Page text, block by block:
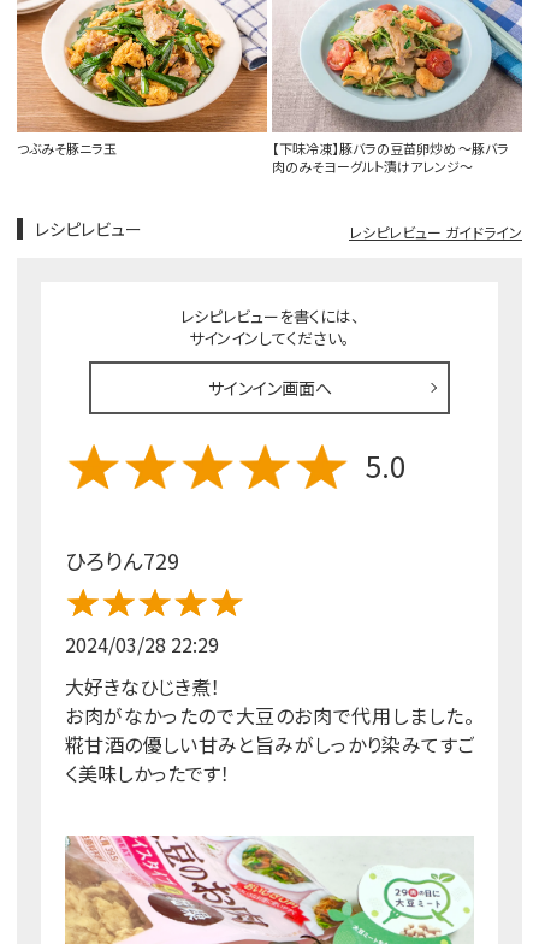
つぶみそ豚ニラ玉
【下味冷凍】豚バラの豆苗卵炒め ～豚バラ
肉のみそヨーグルト漬けアレンジ～
レシピレビュー レシピレビュー ガイドライン
レシピレビューを書くには、
サインインしてください。
サインイン画面へ
5.0
ひろりん729
2024/03/28 22:29
大好きなひじき煮！
お肉がなかったので大豆のお肉で代用しました。
糀甘酒の優しい甘みと旨みがしっかり染みてすご
く美味しかったです！